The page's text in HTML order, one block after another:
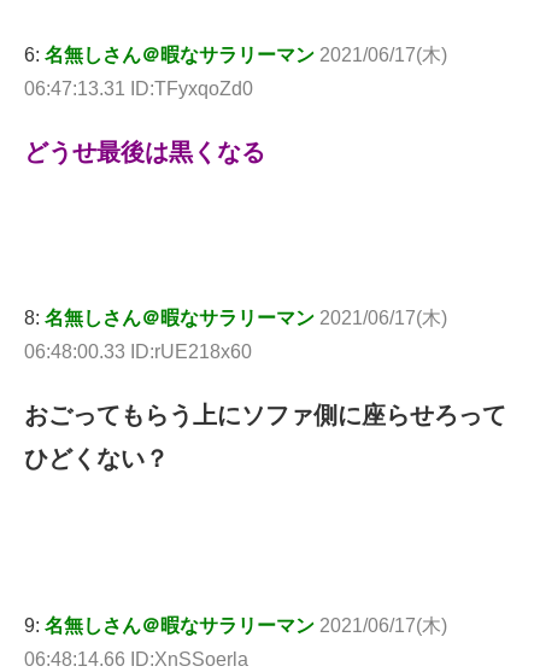
6: 名無しさん＠暇なサラリーマン 2021/06/17(木)
06:47:13.31 ID:TFyxqoZd0
どうせ最後は黒くなる
8: 名無しさん＠暇なサラリーマン 2021/06/17(木)
06:48:00.33 ID:rUE218x60
おごってもらう上にソファ側に座らせろって
ひどくない？
9: 名無しさん＠暇なサラリーマン 2021/06/17(木)
06:48:14.66 ID:XnSSoerla